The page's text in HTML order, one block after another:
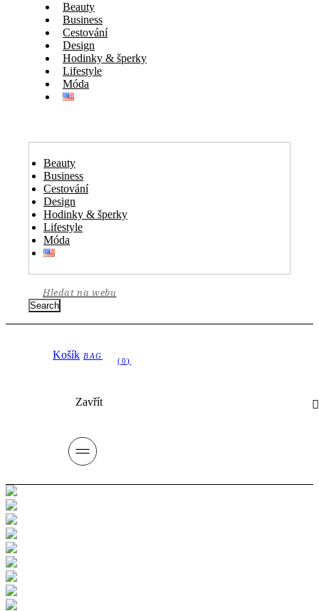
Beauty
Business
Cestování
Design
Hodinky & šperky
Lifestyle
Móda
Beauty
Business
Cestování
Design
Hodinky & šperky
Lifestyle
Móda
Search
Košík
Zavřít